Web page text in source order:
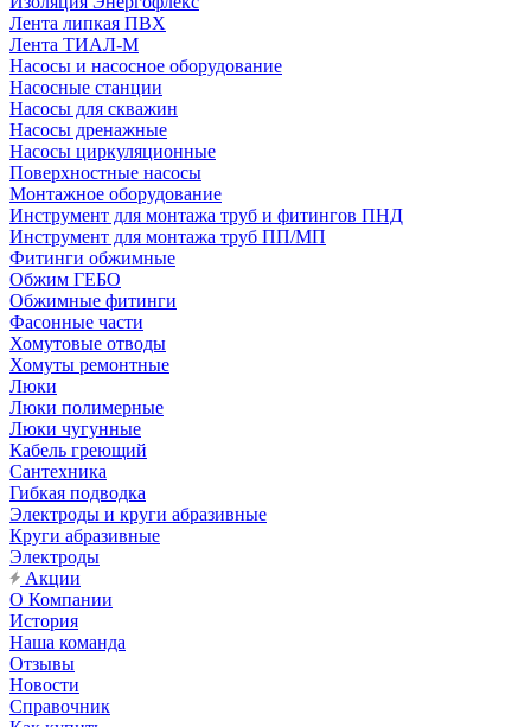
Лента липкая ПВХ
Лента ТИАЛ-М
Насосы и насосное оборудование
Насосные станции
Насосы для скважин
Насосы дренажные
Насосы циркуляционные
Поверхностные насосы
Монтажное оборудование
Инструмент для монтажа труб и фитингов ПНД
Инструмент для монтажа труб ПП/МП
Фитинги обжимные
Обжим ГЕБО
Обжимные фитинги
Фасонные части
Хомутовые отводы
Хомуты ремонтные
Люки
Люки полимерные
Люки чугунные
Кабель греющий
Сантехника
Гибкая подводка
Электроды и круги абразивные
Круги абразивные
Электроды
Акции
О Компании
История
Наша команда
Отзывы
Новости
Справочник